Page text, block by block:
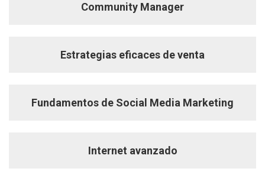
Community Manager
Estrategias eficaces de venta
Fundamentos de Social Media Marketing
Internet avanzado